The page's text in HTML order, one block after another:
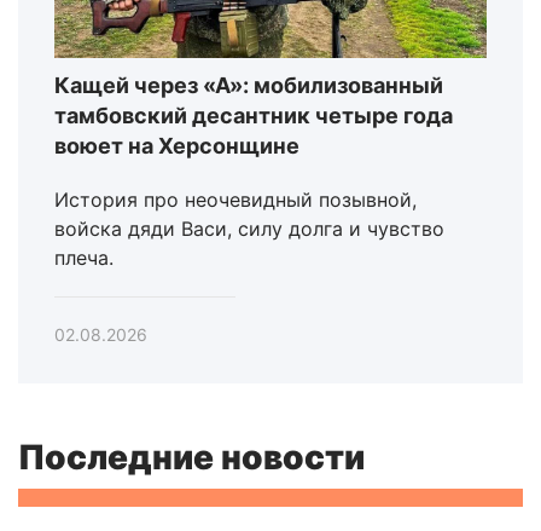
Кащей через «А»: мобилизованный
тамбовский десантник четыре года
воюет на Херсонщине
История про неочевидный позывной,
войска дяди Васи, силу долга и чувство
плеча.
02.08.2026
Последние новости